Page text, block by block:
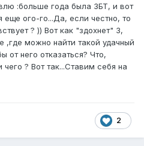
:больше года была ЗБТ, и вот
ого-го...Да, если честно, то
? )) Вот как "здохнет" 3,
,где можно найти такой удачный
от него отказаться? Что,
? Вот так...Ставим себя на
2